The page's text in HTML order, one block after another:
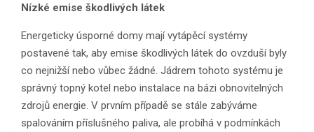
Nízké emise škodlivých látek
Energeticky úsporné domy mají vytápěcí systémy
postavené tak, aby emise škodlivých látek do ovzduší byly
co nejnižší nebo vůbec žádné. Jádrem tohoto systému je
správný topný kotel nebo instalace na bázi obnovitelných
zdrojů energie. V prvním případě se stále zabýváme
spalováním příslušného paliva, ale probíhá v podmínkách